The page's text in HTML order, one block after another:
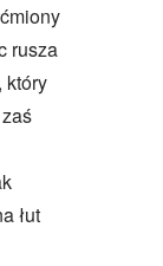
rusza
który
łut